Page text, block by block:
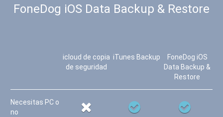
FoneDog iOS Data Backup & Restore
icloud de copia
de seguridad
iTunes Backup
FoneDog iOS
Data Backup &
Restore
Necesitas PC o
no